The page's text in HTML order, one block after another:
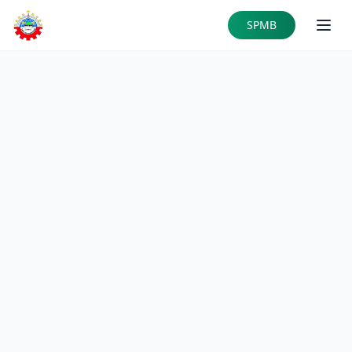
Skip to main content
SPMB